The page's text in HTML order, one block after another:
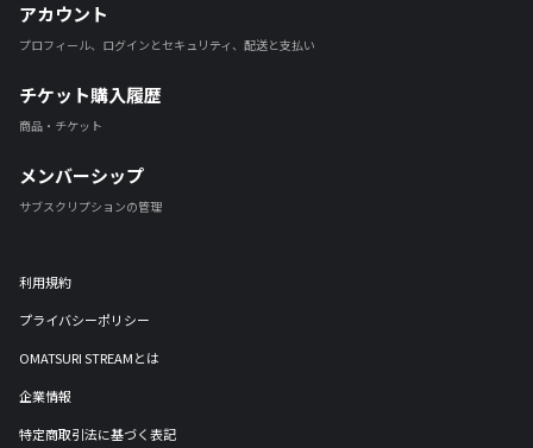
アカウント
プロフィール、ログインとセキュリティ、配送と支払い
チケット購入履歴
商品・チケット
メンバーシップ
サブスクリプションの管理
利用規約
プライバシーポリシー
OMATSURI STREAMとは
企業情報
特定商取引法に基づく表記